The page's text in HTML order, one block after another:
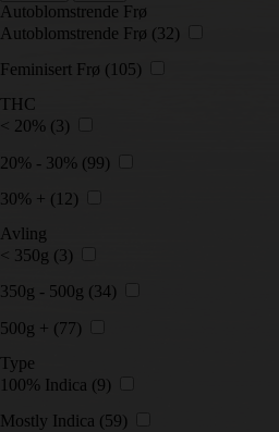
Autoblomstrende Frø
Autoblomstrende Frø (32)
Feminisert Frø (105)
THC
< 20% (3)
20% - 30% (99)
30% + (12)
Avling
< 350g (3)
350g - 500g (34)
500g + (77)
Type
100% Indica (9)
Mostly Indica (59)